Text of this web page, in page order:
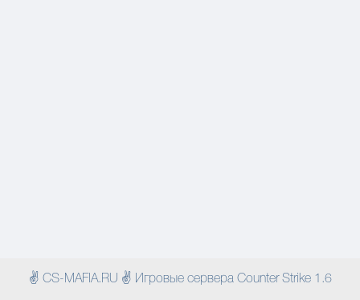
✌ CS-MAFIA.RU ✌ Игровые сервера Counter Strike 1.6